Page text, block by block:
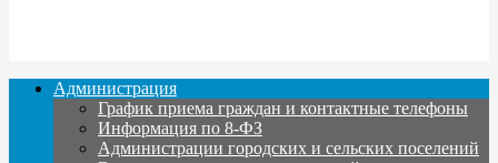
Администрация
График приема граждан и контактные телефоны
Информация по 8-ФЗ
Администрации городских и сельских поселений